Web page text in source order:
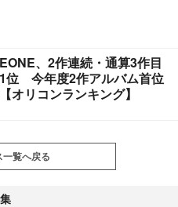
、2作連続・通算3作目
位 今年度2作アルバム首位
オリコンランキング】
一覧へ戻る